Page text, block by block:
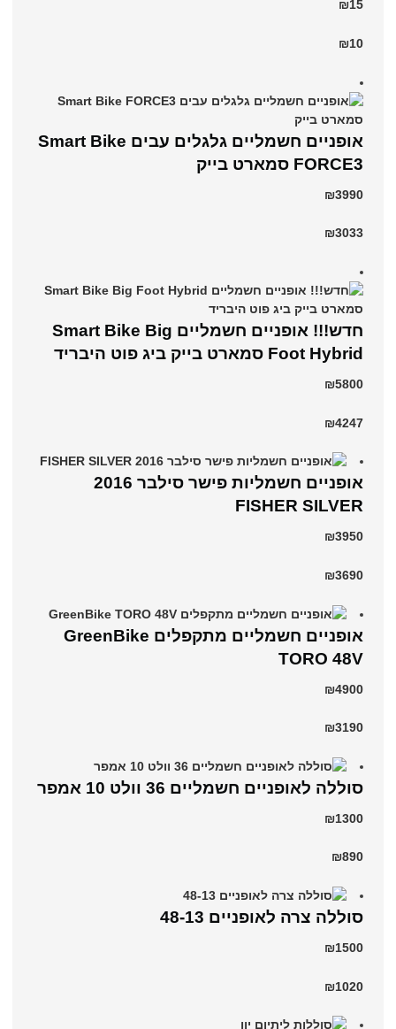
₪15
₪10
אופניים חשמליים גלגלים עבים Smart Bike
FORCE3 סמארט בייק
₪3990
₪3033
חדש!!! אופניים חשמליים Smart Bike Big
Foot Hybrid סמארט בייק ביג פוט היבריד
₪5800
₪4247
אופניים חשמליות פישר סילבר 2016
FISHER SILVER
₪3950
₪3690
אופניים חשמליים מתקפלים GreenBike
TORO 48V
₪4900
₪3190
סוללה לאופניים חשמליים 36 וולט 10 אמפר
₪1300
₪890
סוללה צרה לאופניים 48-13
₪1500
₪1020